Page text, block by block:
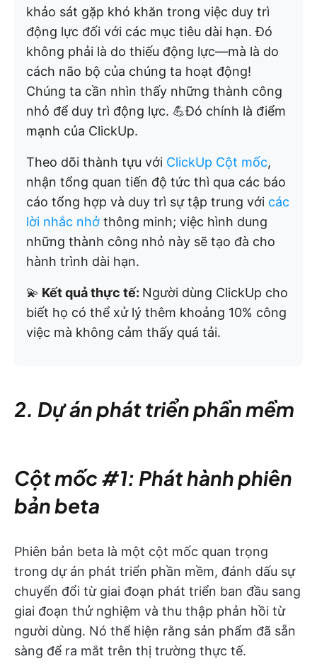
khảo sát gặp khó khăn trong việc duy trì
động lực đối với các mục tiêu dài hạn. Đó
không phải là do thiếu động lực—mà là do
cách não bộ của chúng ta hoạt động!
Chúng ta cần nhìn thấy những thành công
nhỏ để duy trì động lực. 💪Đó chính là điểm
mạnh của ClickUp.
Theo dõi thành tựu với ClickUp Cột mốc,
nhận tổng quan tiến độ tức thì qua các báo
cáo tổng hợp và duy trì sự tập trung với các
lời nhắc nhở thông minh; việc hình dung
những thành công nhỏ này sẽ tạo đà cho
hành trình dài hạn.
💫 Kết quả thực tế: Người dùng ClickUp cho
biết họ có thể xử lý thêm khoảng 10% công
việc mà không cảm thấy quá tải.
2. Dự án phát triển phần mềm
Cột mốc #1: Phát hành phiên
bản beta
Phiên bản beta là một cột mốc quan trọng
trong dự án phát triển phần mềm, đánh dấu sự
chuyển đổi từ giai đoạn phát triển ban đầu sang
giai đoạn thử nghiệm và thu thập phản hồi từ
người dùng. Nó thể hiện rằng sản phẩm đã sẵn
sàng để ra mắt trên thị trường thực tế.